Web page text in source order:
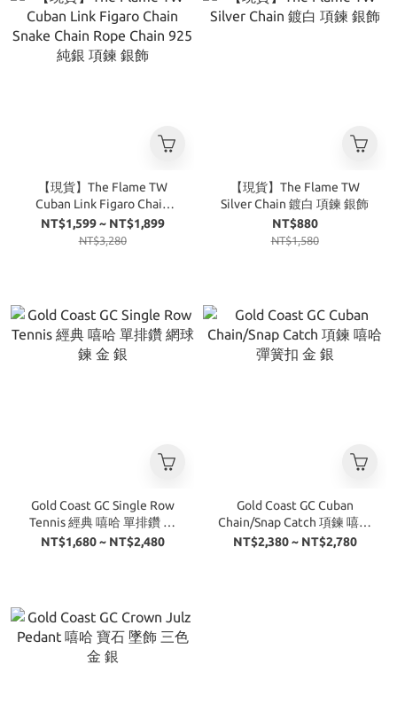
【現貨】The Flame TW
Cuban Link Figaro Chain
Snake Chain Rope Chain
925 純銀 項鍊 銀飾
NT$1,599 ~ NT$1,899
NT$3,280
【現貨】The Flame TW
Silver Chain 鍍白 項鍊 銀飾
NT$880
NT$1,580
Gold Coast GC Single Row
Tennis 經典 嘻哈 單排鑽 網
球鍊 金 銀
NT$1,680 ~ NT$2,480
Gold Coast GC Cuban
Chain/Snap Catch 項鍊 嘻哈
彈簧扣 金 銀
NT$2,380 ~ NT$2,780